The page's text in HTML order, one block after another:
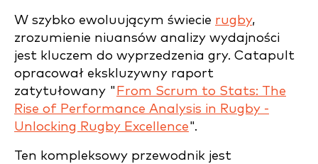
W szybko ewoluującym świecie rugby,
zrozumienie niuansów analizy wydajności
jest kluczem do wyprzedzenia gry. Catapult
opracował ekskluzywny raport
zatytułowany " From Scrum to Stats: The
Rise of Performance Analysis in Rugby -
Unlocking Rugby Excellence".
Ten kompleksowy przewodnik jest